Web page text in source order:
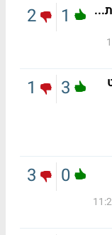
1
2
3
1
0
3